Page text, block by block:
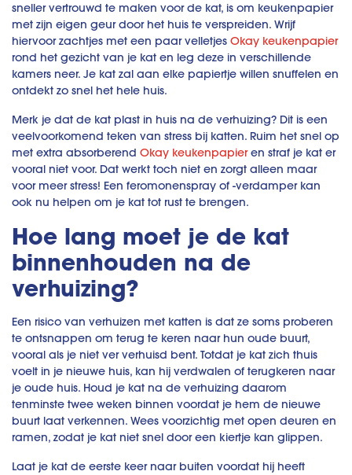
sneller vertrouwd te maken voor de kat, is om keukenpapier
met zijn eigen geur door het huis te verspreiden. Wrijf
hiervoor zachtjes met een paar velletjes Okay keukenpapier
rond het gezicht van je kat en leg deze in verschillende
kamers neer. Je kat zal aan elke papiertje willen snuffelen en
ontdekt zo snel het hele huis.
Merk je dat de kat plast in huis na de verhuizing? Dit is een
veelvoorkomend teken van stress bij katten. Ruim het snel op
met extra absorberend Okay keukenpapieren straf je kat er
vooral niet voor. Dat werkt toch niet en zorgt alleen maar
voor meer stress! Een feromonenspray of -verdamper kan
ook nu helpen om je kat tot rust te brengen.
Hoe lang moet je de kat
binnenhouden na de
verhuizing?
Een risico van verhuizen met katten is dat ze soms proberen
te ontsnappen om terug te keren naar hun oude buurt,
vooral als je niet ver verhuisd bent. Totdat je kat zich thuis
voelt in je nieuwe huis, kan hij verdwalen of terugkeren naar
je oude huis. Houd je kat na de verhuizing daarom
tenminste twee weken binnen voordat je hem de nieuwe
buurt laat verkennen. Wees voorzichtig met open deuren en
ramen, zodat je kat niet snel door een kiertje kan glippen.
Laat je kat de eerste keer naar buiten voordat hij heeft